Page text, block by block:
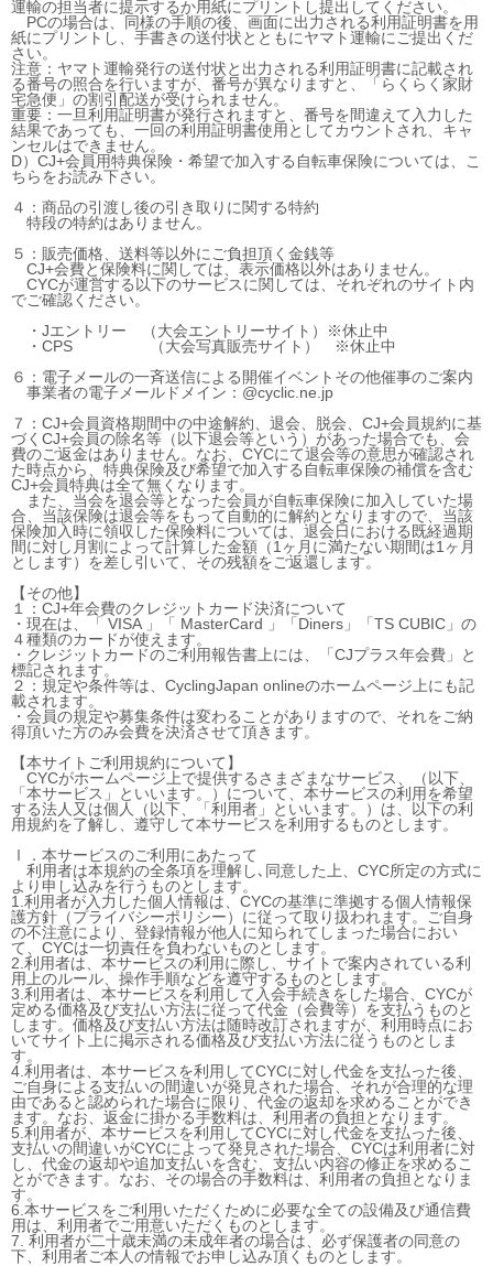
運輸の担当者に提示するか用紙にプリントし提出してください。
PCの場合は、同様の手順の後、画面に出力される利用証明書を用
紙にプリントし、手書きの送付状とともにヤマト運輸にご提出くだ
さい。
注意：ヤマト運輸発行の送付状と出力される利用証明書に記載され
る番号の照合を行いますが、番号が異なりますと、「らくらく家財
宅急便」の割引配送が受けられません。
重要：一旦利用証明書が発行されますと、番号を間違えて入力した
結果であっても、一回の利用証明書使用としてカウントされ、キャ
ンセルはできません。
D）CJ+会員用特典保険・希望で加入する自転車保険については、
こ
ちらをお読み下さい。
４：商品の引渡し後の引き取りに関する特約
特段の特約はありません。
５：販売価格、送料等以外にご負担頂く金銭等
CJ+会費と保険料に関しては、表示価格以外はありません。
CYCが運営する以下のサービスに関しては、それぞれのサイト内
でご確認ください。
・Jエントリー （大会エントリーサイト）※休止中
・CPS （大会写真販売サイト） ※休止中
６：電子メールの一斉送信による開催イベントその他催事のご案内
事業者の電子メールドメイン：@cyclic.ne.jp
７：CJ+会員資格期間中の中途解約、退会、脱会、CJ+会員規約に基
づくCJ+会員の除名等（以下退会等という）があった場合でも、会
費のご返金はありません。なお、CYCにて退会等の意思が確認され
た時点から、特典保険及び希望で加入する自転車保険の補償を含む
CJ+会員特典は全て無くなります。
また、当会を退会等となった会員が自転車保険に加入していた場
合、当該保険は退会等をもって自動的に解約となりますので、当該
保険加入時に領収した保険料については、退会日における既経過期
間に対し月割によって計算した金額（1ヶ月に満たない期間は1ヶ月
とします）を差し引いて、その残額をご返還します。
【その他】
１：CJ+年会費のクレジットカード決済について
・現在は、「 VISA 」「 MasterCard 」「Diners」「TS CUBIC」の
４種類のカードが使えます。
・クレジットカードのご利用報告書上には、「CJプラス年会費」と
標記されます。
２：規定や条件等は、CyclingJapan onlineのホームページ上にも記
載されます。
・会員の規定や募集条件は変わることがありますので、それをご納
得頂いた方のみ会費を決済させて頂きます。
【本サイトご利用規約について】
CYCがホームページ上で提供するさまざまなサービス、（以下、
「本サービス」といいます。）について、本サービスの利用を希望
する法人又は個人（以下、「利用者」といいます。）は、以下の利
用規約を了解し、遵守して本サービスを利用するものとします。
Ⅰ．本サービスのご利用にあたって
利用者は本規約の全条項を理解し､同意した上、CYC所定の方式に
より申し込みを行うものとします。
1.利用者が入力した個人情報は、CYCの基準に準拠する個人情報保
護方針（プライバシーポリシー）に従って取り扱われます。ご自身
の不注意により、登録情報が他人に知られてしまった場合におい
て、CYCは一切責任を負わないものとします。
2.利用者は、本サービスの利用に際し、サイトで案内されている利
用上のルール、操作手順などを遵守するものとします。
3.利用者は、本サービスを利用して入会手続きをした場合、CYCが
定める価格及び支払い方法に従って代金（会費等）を支払うものと
します。価格及び支払い方法は随時改訂されますが、利用時点にお
いてサイト上に掲示される価格及び支払い方法に従うものとしま
す。
4.利用者は、本サービスを利用してCYCに対し代金を支払った後、
ご自身による支払いの間違いが発見された場合、それが合理的な理
由であると認められた場合に限り、代金の返却を求めることができ
ます。なお、返金に掛かる手数料は、利用者の負担となります。
5.利用者が、本サービスを利用してCYCに対し代金を支払った後、
支払いの間違いがCYCによって発見された場合、CYCは利用者に対
し、代金の返却や追加支払いを含む、支払い内容の修正を求めるこ
とができます。なお、その場合の手数料は、利用者の負担となりま
す。
6.本サービスをご利用いただくために必要な全ての設備及び通信費
用は、利用者でご用意いただくものとします。
7. 利用者が二十歳未満の未成年者の場合は、必ず保護者の同意の
下、利用者ご本人の情報でお申し込み頂くものとします。